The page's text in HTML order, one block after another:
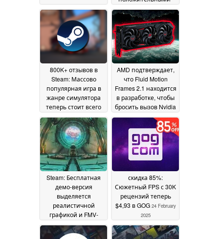
отзывами
опускается ниже
отметки в $226
February 2025
800K+ отзывов в
Steam: Массово
популярная игра в
жанре симулятора
теперь стоит всего
$3 с 73% скидкой26
February 2025
AMD подтверждает,
что Fluid Motion
Frames 2.1 находится
в разработке, чтобы
бросить вызов Nvidia
Smooth Motion:
Лучшее качество
изображения,
никаких новых
требований к
оборудованию
February 2025
Steam: Бесплатная
демо-версия
выделяется
реалистичной
графикой и FMV-
сценами24 February
2025
скидка 85%:
Сюжетный FPS с 30K
рецензий теперь
$4,93 в GOG 24 February
2025